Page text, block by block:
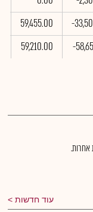
-
59,455.00
-
59,210.00
אחרות.
עוד חדשות